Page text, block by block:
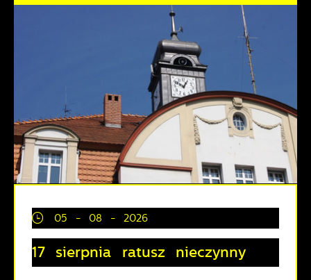
05 - 08 - 2026
17 sierpnia ratusz nieczynny